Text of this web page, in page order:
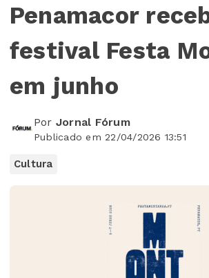
Penamacor
festival Festa
em junho
Por Jornal Fórum
Publicado em 22/04/2026 13:51
Cultura